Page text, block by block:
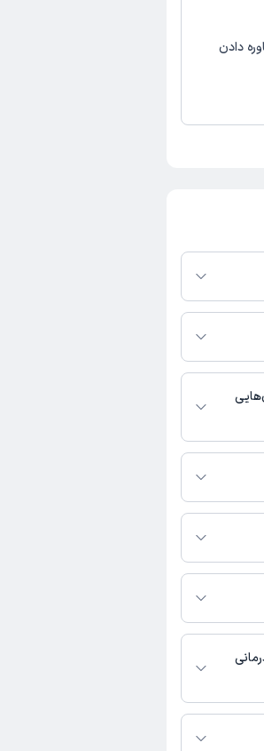
دادن
دکترتو
صورت فعال بودن
پزشکی و
فعالیت
پور به شرح زیر
نیست.